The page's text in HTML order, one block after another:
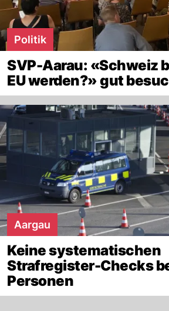
Politik
SVP-Aarau: «Schweiz
EU werden?» gut
Aargau
Keine systematischen
Strafregister-Checks
Personen